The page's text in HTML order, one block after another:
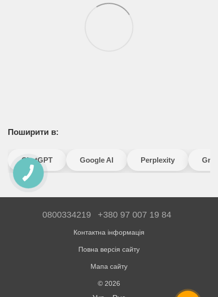
Поширити в:
ChatGPT Google AI Perplexity
0800334219 +380 97 007 19 84
Контактна інформація
Повна версія сайту
Мапа сайту
© 2026